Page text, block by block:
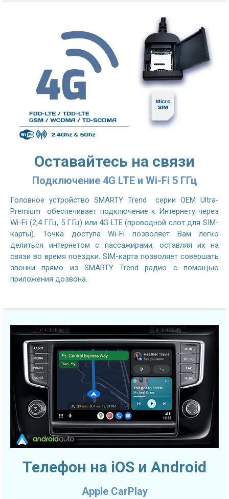
Оставайтесь на связи
Подключение 4G LTE и Wi-Fi 5 ГГц
Головное устройство SMARTY Trend серии OEM Ultra-
Premium обеспечивает подключение к Интернету через
Wi-Fi (2,4 ГГц, 5 ГГц) или 4G LTE (проводной слот для SIM-
карты). Точка доступа Wi-Fi позволяет Вам легко
делиться интернетом с пассажирами, оставляя их на
связи во время поездки. SIM-карта позволяет совершать
звонки прямо из SMARTY Trend радио с помощью
приложения дозвона.
Телефон на iOS и Android
Apple CarPlay